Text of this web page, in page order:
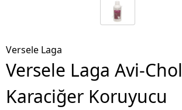
Versele Laga
Versele Laga Avi-Chol
Karaciğer Koruyucu